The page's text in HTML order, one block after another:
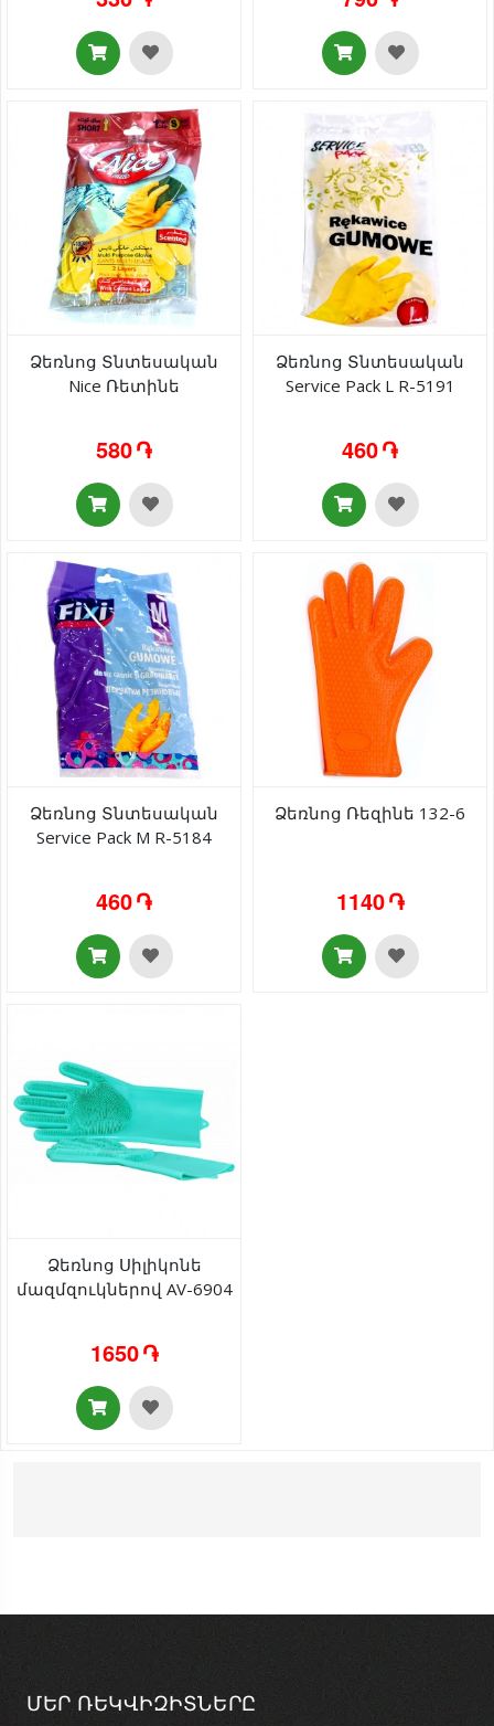
Ձեռնոց Տնտեսական
Nice Ռետինե
580 ֏
Ձեռնոց Տնտեսական
Service Pack L R-5191
460 ֏
Ձեռնոց Տնտեսական
Service Pack M R-5184
460 ֏
Ձեռնոց Ռեզինե 132-6
1140 ֏
Ձեռնոց Սիլիկոնե
մազմզուկներով AV-6904
1650 ֏
ՄԵՐ ՌԵԿՎԻԶԻՏՆԵՐԸ